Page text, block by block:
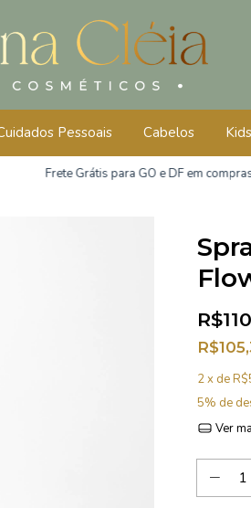
Pessoais Cabelos Kids
Frete Grátis para GO e DF em compras
2x de
5% de
Ver